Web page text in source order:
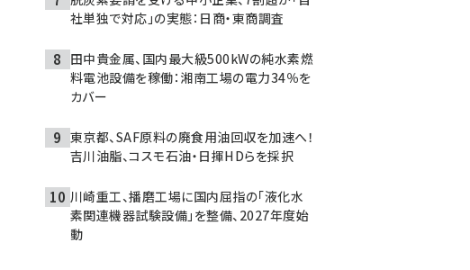
社単独で対応」の実態：日商・東商調査
田中貴金属、国内最大級500kWの純水素燃
料電池設備を稼働：湘南工場の電力34％を
カバー
東京都、SAF原料の廃食用油回収を加速へ！
吉川油脂、コスモ石油・日揮HDらを採択
川崎重工、播磨工場に国内屈指の「液化水
素関連機器試験設備」を整備、2027年度始
動